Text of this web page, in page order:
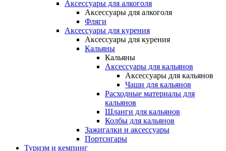
Аксессуары для алкоголя
Аксессуары для алкоголя
Фляги
Аксессуары для курения
Аксессуары для курения
Кальяны
Кальяны
Аксессуары для кальянов
Аксессуары для кальянов
Чаши для кальянов
Расходные материалы для
кальянов
Шланги для кальянов
Колбы для кальянов
Зажигалки и аксессуары
Портсигары
Туризм и кемпинг